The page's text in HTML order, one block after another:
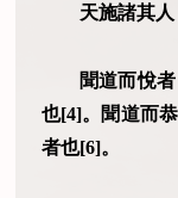
天施諸其人
聞道而悅
也[4]。聞道而
者也[6]。